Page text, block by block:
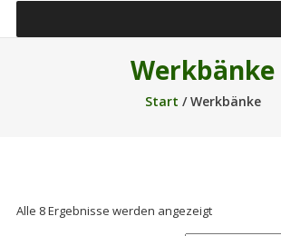
Werkbänke
Start / Werkbänke
Alle 8 Ergebnisse werden angezeigt